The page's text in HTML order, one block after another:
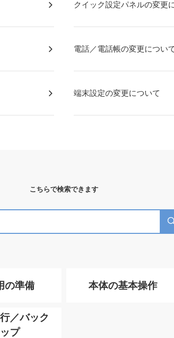
クイック設定パネルの変更
電話／電話帳の変更につい
端末設定の変更について
こちらで検索できます
の準備 本体の基本操作
／バック
プ